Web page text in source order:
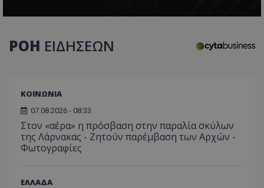
ΡΟΗ ΕΙΔΗΣΕΩΝ
ΚΟΙΝΩΝΙΑ
07.08.2026 - 08:33
Στον «αέρα» η πρόσβαση στην παραλία σκύλων
της Λάρνακας - Ζητούν παρέμβαση των Αρχών -
Φωτογραφίες
ΕΛΛΑΔΑ